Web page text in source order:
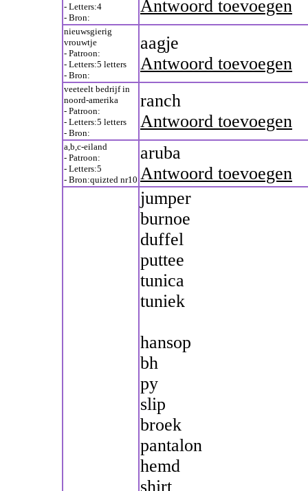
- Letters:4
- Bron:
Antwoord toevoegen
nieuwsgierig
vrouwtje
- Patroon:
- Letters:5 letters
- Bron:
aagje
Antwoord toevoegen
veeteelt bedrijf in
noord-amerika
- Patroon:
- Letters:5 letters
- Bron:
ranch
Antwoord toevoegen
a,b,c-eiland
- Patroon:
- Letters:5
- Bron:quizted nr10
aruba
Antwoord toevoegen
jumper
burnoe
duffel
puttee
tunica
tuniek
hansop
bh
py
slip
broek
pantalon
hemd
shirt